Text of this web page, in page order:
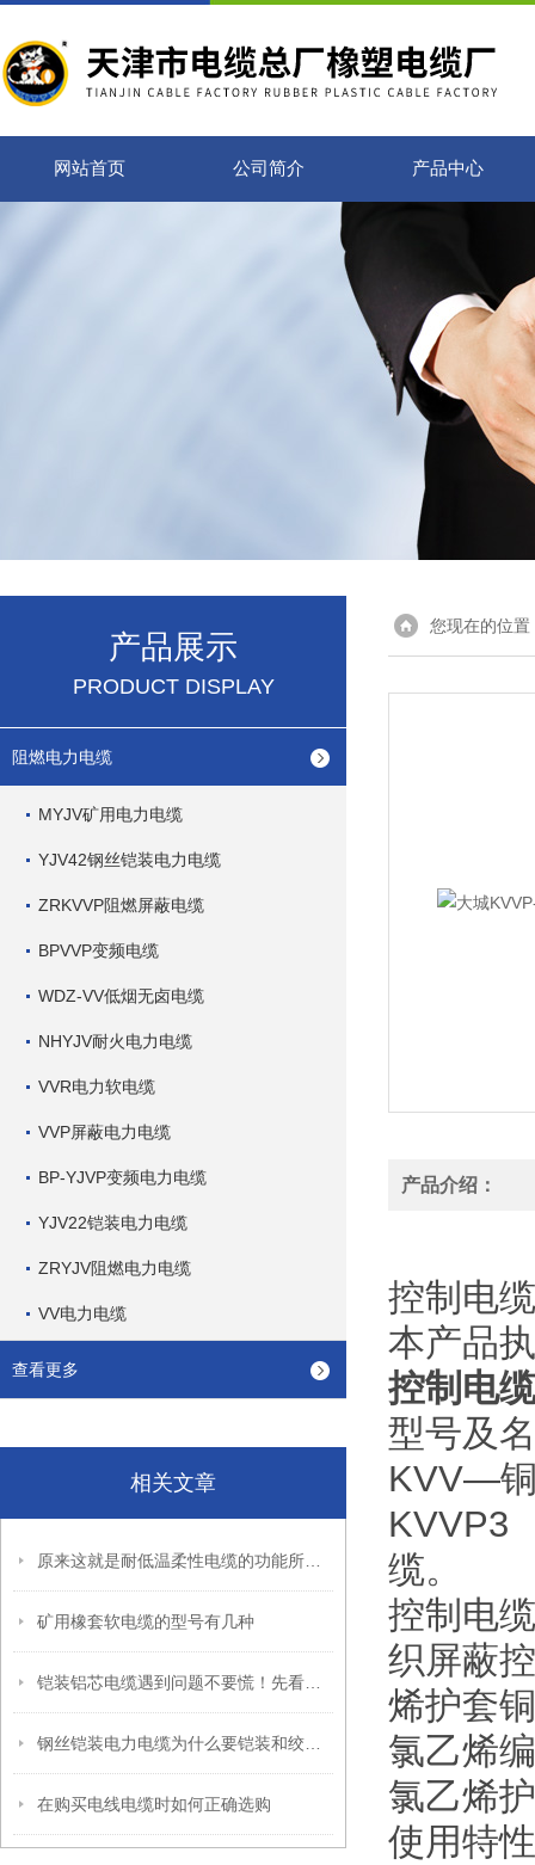
网站首页 公司简介 产品中心
产品展示
PRODUCT DISPLAY
阻燃电力电缆
MYJV矿用电力电缆
YJV42钢丝铠装电力电缆
ZRKVVP阻燃屏蔽电缆
BPVVP变频电缆
WDZ-VV低烟无卤电缆
NHYJV耐火电力电缆
VVR电力软电缆
VVP屏蔽电力电缆
BP-YJVP变频电力电缆
YJV22铠装电力电缆
ZRYJV阻燃电力电缆
VV电力电缆
查看更多
相关文章
矿用橡套软电缆的型号有几种
在购买电线电缆时如何正确选购
您现在的位置
产品介绍：
控制电
本产品
控制电
型号及
KVV—
KVVP3
缆。
控制电
织屏蔽
烯护套
氯乙烯
氯乙烯
使用特性